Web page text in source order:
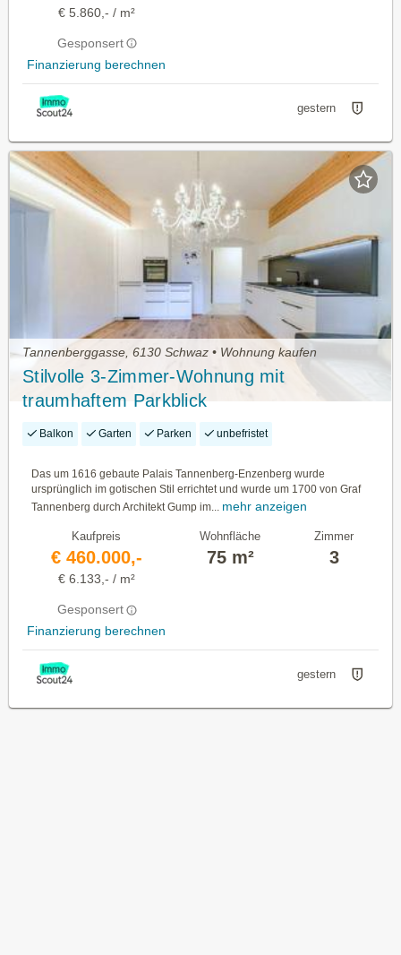
€ 5.860,- / m²
Gesponsert
Finanzierung berechnen
gestern
Tannenberggasse, 6130 Schwaz • Wohnung kaufen
Stilvolle 3-Zimmer-Wohnung mit
traumhaftem Parkblick
Balkon Garten Parken unbefristet
Das um 1616 gebaute Palais Tannenberg-Enzenberg wurde
ursprünglich im gotischen Stil errichtet und wurde um 1700 von Graf
Tannenberg durch Architekt Gump im... mehr anzeigen
Kaufpreis
€ 460.000,-
€ 6.133,- / m²
Gesponsert
Finanzierung berechnen
Wohnfläche
75 m²
Zimmer
3
gestern